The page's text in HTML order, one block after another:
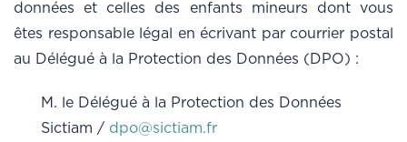
données et celles des enfants mineurs dont vous
êtes responsable légal en écrivant par courrier postal
au Délégué à la Protection des Données (DPO) :
M. le Délégué à la Protection des Données
Sictiam / dpo@sictiam.fr